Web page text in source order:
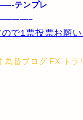
ンプレ
で1票投票お願